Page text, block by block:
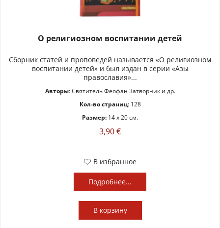
О религиозном воспитании детей
Сборник статей и проповедей называется «О религиозном
воспитании детей» и был издан в серии «Азы
православия»...
Авторы: Святитель Феофан Затворник и др.
Кол-во страниц: 128
Размер: 14 x 20 см.
3,90 €
В избранное
Подробнее...
В корзину